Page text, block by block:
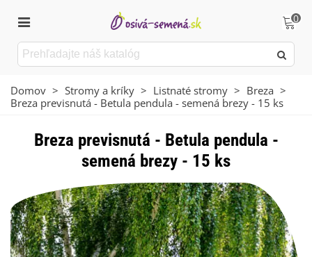
0
Domov > Stromy a kríky > Listnaté stromy > Breza >
Breza previsnutá - Betula pendula - semená brezy - 15 ks
Breza previsnutá - Betula pendula -
semená brezy - 15 ks